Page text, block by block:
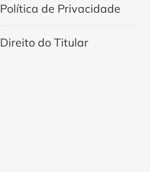
Política de Privacidade
Direito do Titular